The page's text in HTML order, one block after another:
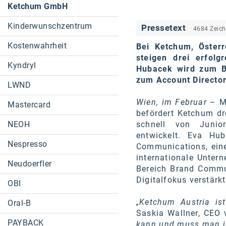
Ketchum GmbH
Kinderwunschzentrum
Kostenwahrheit
Kyndryl
LWND
Mastercard
NEOH
Nespresso
Neudoerfler
OBI
Oral-B
PAYBACK
Pressetext 4684
Bei Ketchum,
steigen drei
Hubacek wird zum
zum Account
Wien, im Februar–
befördert Ketchum
schnell von Junior
entwickelt. Eva
Communications,
internationale
Bereich Brand
Digitalfokus
„Ketchum Austria
Saskia Wallner,